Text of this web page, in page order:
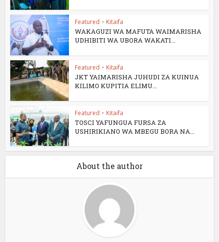
Featured • Kitaifa
WAKAGUZI WA MAFUTA WAIMARISHA
UDHIBITI WA UBORA WAKATI...
Featured • Kitaifa
JKT YAIMARISHA JUHUDI ZA KUINUA
KILIMO KUPITIA ELIMU...
Featured • Kitaifa
TOSCI YAFUNGUA FURSA ZA
USHIRIKIANO WA MBEGU BORA NA...
About the author